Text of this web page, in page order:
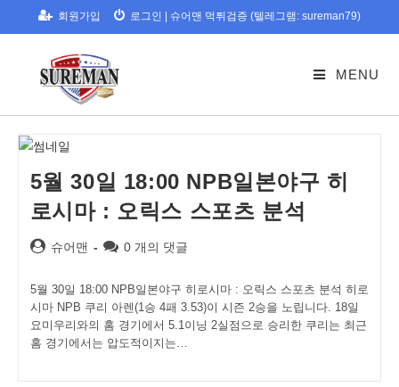
to
회원가입 로그인 슈어맨 먹튀검증 (텔레그램: sureman79)
MENU
5월 30일 18:00 NPB일본야구 히
로시마 : 오릭스 스포츠 분석
Post슈어맨
Post0 개의 댓글
5월 30일 18:00 NPB일본야구 히로시마 : 오릭스 스포츠 분석 히로
시마 NPB 쿠리 아렌(1승 4패 3.53)이 시즌 2승을 노립니다. 18일
요미우리와의 홈 경기에서 5.1이닝 2실점으로 승리한 쿠리는 최근
홈 경기에서는 압도적이지는…